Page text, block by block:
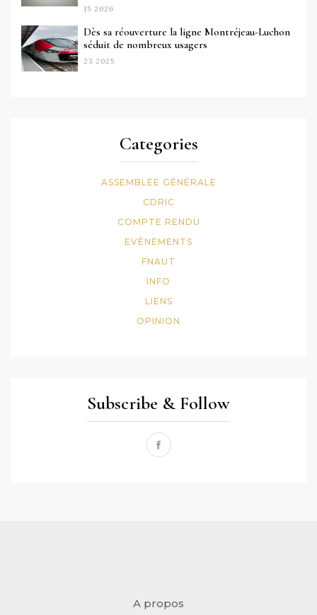
15 2026
Dès sa réouverture la ligne Montréjeau-Luchon
séduit de nombreux usagers
23 2025
Categories
ASSEMBLÉE GÉNÉRALE
CDRIC
COMPTE RENDU
EVÈNEMENTS
FNAUT
INFO
LIENS
OPINION
Subscribe & Follow
A propos